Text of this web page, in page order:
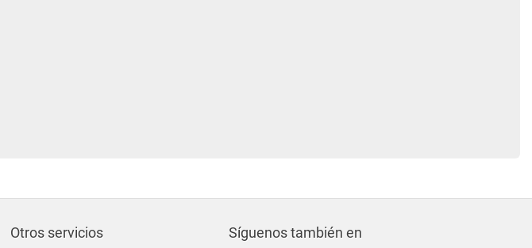
Otros servicios Síguenos también en